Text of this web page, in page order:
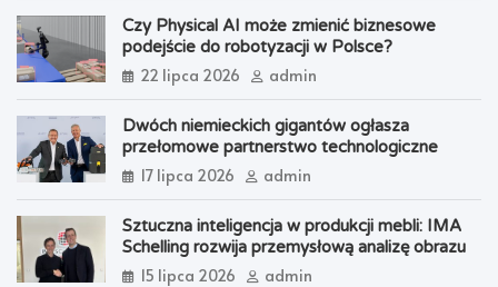
Czy Physical AI może zmienić biznesowe
podejście do robotyzacji w Polsce?
22 lipca 2026 admin
Dwóch niemieckich gigantów ogłasza
przełomowe partnerstwo technologiczne
17 lipca 2026 admin
Sztuczna inteligencja w produkcji mebli: IMA
Schelling rozwija przemysłową analizę obrazu
15 lipca 2026 admin